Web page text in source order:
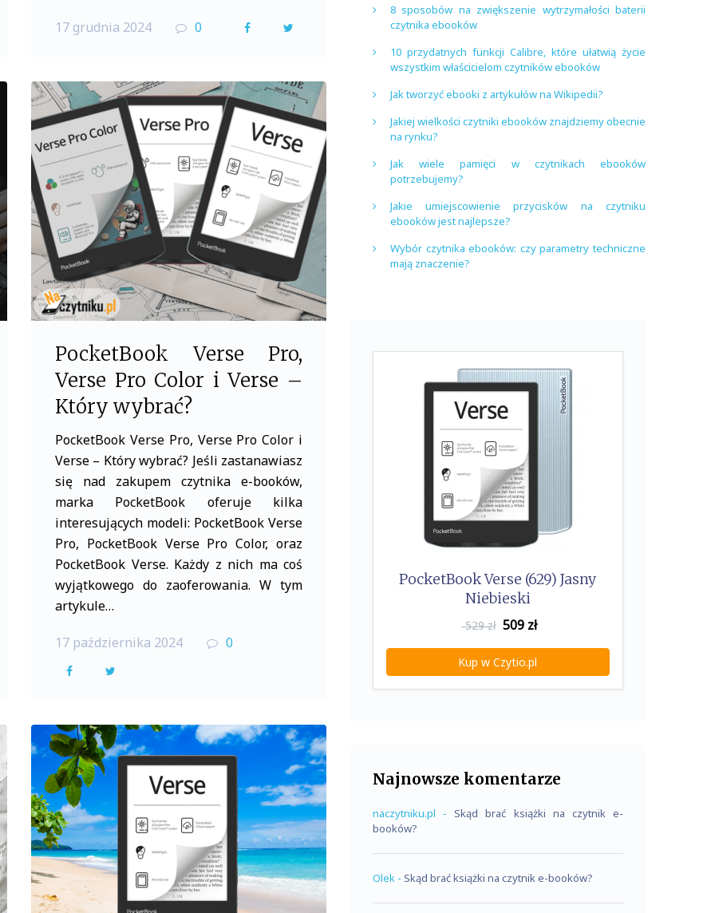
17 grudnia 2024 0
F
c
e
b
o
o
k
i
t
t
e
PocketBook Verse Pro,
Verse Pro Color i Verse –
Który wybrać?
PocketBook Verse Pro, Verse Pro Color i
Verse – Który wybrać? Jeśli zastanawiasz
się nad zakupem czytnika e-booków,
marka PocketBook oferuje kilka
interesujących modeli: PocketBook Verse
Pro, PocketBook Verse Pro Color, oraz
PocketBook Verse. Każdy z nich ma coś
wyjątkowego do zaoferowania. W tym
artykule…
17 października 2024 0
F
c
e
b
o
o
k
i
t
r
8 sposobów na zwiększenie wytrzymałości baterii
czytnika ebooków
10 przydatnych funkcji Calibre, które ułatwią życie
wszystkim właścicielom czytników ebooków
Jak tworzyć ebooki z artykułów na Wikipedii?
Jakiej wielkości czytniki ebooków znajdziemy obecnie
na rynku?
Jak wiele pamięci w czytnikach ebooków
potrzebujemy?
Jakie umiejscowienie przycisków na czytniku
ebooków jest najlepsze?
Wybór czytnika ebooków: czy parametry techniczne
mają znaczenie?
PocketBook Verse (629) Jasny
Niebieski
529 zł 509zł
Kup w Czytio.pl
Najnowsze komentarze
naczytniku.pl - Skąd brać książki na czytnik e-
booków?
Olek - Skąd brać książki na czytnik e-booków?